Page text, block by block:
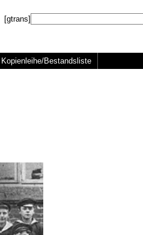
[gtrans]
Kopienleihe/Bestandsliste